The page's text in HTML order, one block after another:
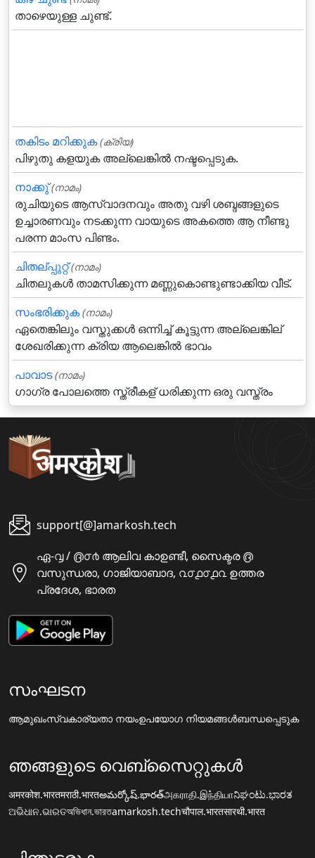
താഴെയുള്ള ചുണ്ട്.
തകിടം മറിക്കുക (ക്രിയ)
പിഴുതു കളയുക അല്ലെങ്കില്‍ നഷ്ടപ്പെടുക.
നാക്കു്‌ (നാമം)
രുചിയുടെ ആസ്വാദനവും അതു വഴി ശബ്ദങ്ങളുടെ
ഉച്ചാരണവും നടക്കുന്ന വായുടെ അകത്തെ ആ നീണ്ടു
പരന്ന മാംസ പിണ്ടം.
ചിതല്പ്പുറ്റ് (നാമം)
ചിതലുകള്‍ താമസിക്കുന്ന മണ്ണുകൊണ്ടുണ്ടാക്കിയ വീട്.
സംഭരിക്കുക (നാമം)
ഏതെങ്കിലും വസ്തുക്കള്‍ ഒന്നിച്ച് കൂട്ടുന്ന അല്ലെങ്കില്
ശേഖരിക്കുന്ന ക്രിയ ആലെങ്കില്‍ ഭാവം
പാവാട (നാമം)
ഗാഗ്ര പോലത്തെ സ്ത്രീകള് ധരിക്കുന്ന ഒരു വസ്ത്രം
support[@]amarkosh.tech
ഏ-൮ / ൫൦൪ ആലിവ കാഉണ്ടീ, സൈക്ടര ൫
വസുന്ധരാ, ഗാജിയാബാദ, ൨൦൧൦൧൨ ഉത്തര
പ്രദേശ, ഭാരത
സംഘടന
ആമുഖംസ്വകാര്യതാ നയംഉപയോഗ നിയമങ്ങൾബന്ധപ്പെടുക
ഞങ്ങളുടെ വെബ്സൈറ്റുകൾ
अमरकोश.भारतमराठी.भारतఅమర్కోష్.భారత్அகராதி.இந்தியாನಿಘಂಟು.ಭಾರತ
ଅଭିଧାନ.ଭାରତঅভিধান.ভারতamarkosh.techचौपाल.भारतसारथी.भारत